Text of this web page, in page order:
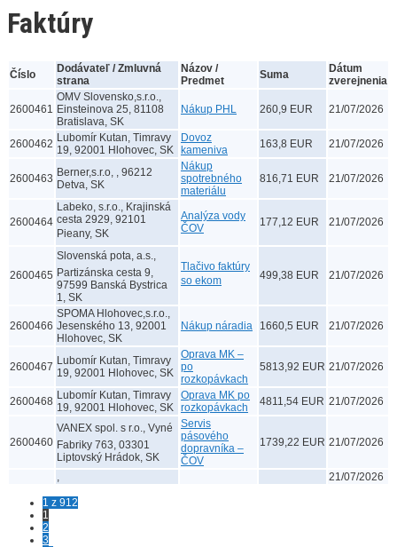
Faktúry
Číslo
Dodávateľ / Zmluvná
strana
Názov /
Predmet
Suma
Dátum
zverejnenia
2600461
OMV Slovensko,s.r.o.,
Einsteinova 25, 81108
Bratislava, SK
Nákup PHL 260,9 EUR 21/07/2026
2600462 Lubomír Kutan, Timravy
19, 92001 Hlohovec, SK
Dovoz
kameniva
163,8 EUR 21/07/2026
2600463 Berner,s.r.o, , 96212
Detva, SK
Nákup
spotrebného
materiálu
816,71 EUR 21/07/2026
2600464
Labeko, s.r.o., Krajinská
cesta 2929, 92101
Pieany, SK
Analýza vody
ČOV
177,12 EUR 21/07/2026
2600465
Slovenská pota, a.s.,
Partizánska cesta 9,
97599 Banská Bystrica
1, SK
Tlačivo faktúry
so ekom
499,38 EUR 21/07/2026
2600466
SPOMA Hlohovec,s.r.o.,
Jesenského 13, 92001
Hlohovec, SK
Nákup náradia 1660,5 EUR 21/07/2026
2600467 Lubomír Kutan, Timravy
19, 92001 Hlohovec, SK
Oprava MK –
po
rozkopávkach
5813,92 EUR 21/07/2026
2600468 Lubomír Kutan, Timravy
19, 92001 Hlohovec, SK
Oprava MK po
rozkopávkach
4811,54 EUR 21/07/2026
2600460
VANEX spol. s r.o., Vyné
Fabriky 763, 03301
Liptovský Hrádok, SK
Servis
pásového
dopravníka –
ČOV
1739,22 EUR 21/07/2026
, 21/07/2026
1 z 912
1
2
3